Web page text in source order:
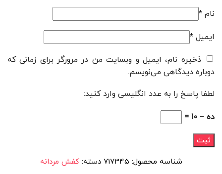
نام *
ایمیل *
ذخیره نام، ایمیل و وبسایت من در مرورگر برای زمانی که
دوباره دیدگاهی می‌نویسم.
لطفا پاسخ را به عدد انگلیسی وارد کنید:
ده − 10 =
شناسه محصول: 717345 دسته:کفش مردانه